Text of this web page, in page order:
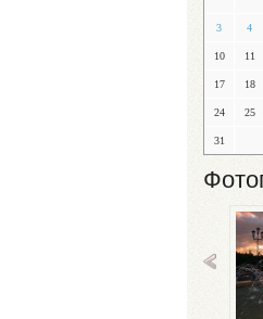
3 4
10 11
17 18
24 25
31